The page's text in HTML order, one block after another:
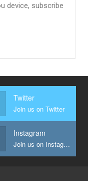
device, subscribe
Twitter
Join us on Twitter
Instagram
Join us on Instagram